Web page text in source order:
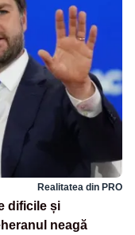
Realitatea din PRO
dificile și
neagă